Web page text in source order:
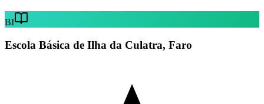
BI
Escola Básica de Ilha da Culatra, Faro